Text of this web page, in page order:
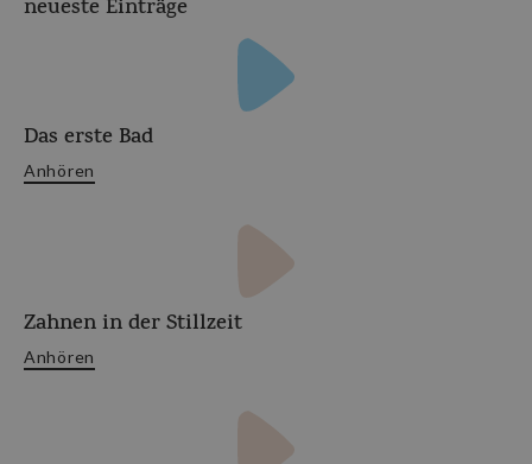
neueste Einträge
Das erste Bad
Anhören
Zahnen in der Stillzeit
Anhören